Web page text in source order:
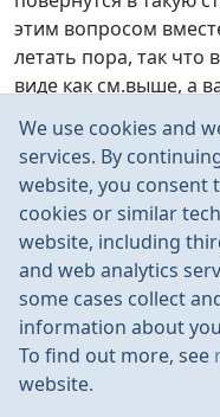
этим вопросом
летать пора, так что
виде как см.выше, а
никто не поссорился
главное – именно это
правоты и
слишком дофига,
какого конца яйцо
Moonlight_Dreamer
We use cookies and
services. By
website, you consent
cookies or similar
website, including
and web analytics
some cases collect
information about
To find out more, see
website.